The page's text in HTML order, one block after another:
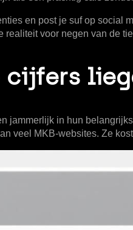
en post je suf op social
realiteit voor negen van de
cijfers
jammerlijk in hun
veel MKB-websites. Ze